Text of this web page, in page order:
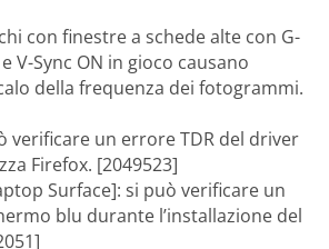
con finestre a schede alte con G-
V-Sync ON in gioco causano
della frequenza dei fotogrammi.
verificare un errore TDR del driver
Firefox. [2049523]
Surface]: si può verificare un
blu durante l’installazione del